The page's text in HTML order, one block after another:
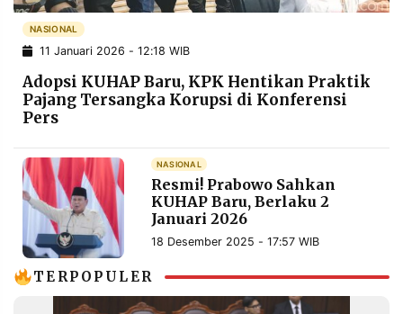
POLICY WARGA
INFORMASI
IKLAN
KIRIM
PENGADUAN TERM
OF
IKUTI
KAMI
NASIONAL
11 Januari 2026 - 12:18 WIB
Adopsi KUHAP Baru, KPK Hentikan Praktik
Pajang Tersangka Korupsi di Konferensi
Pers
NASIONAL
Resmi! Prabowo Sahkan
KUHAP Baru, Berlaku 2
Januari 2026
18 Desember 2025 - 17:57 WIB
TERPOPULER